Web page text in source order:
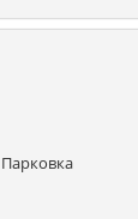
Парковка